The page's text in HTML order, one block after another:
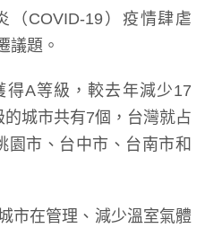
（COVID-19）疫情肆虐
議題。
得A等級，較去年減少17
城市共有7個，台灣就占
園市、台中市、台南市和
市在管理、減少溫室氣體